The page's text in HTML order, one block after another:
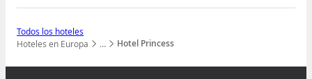
Todos los hoteles
…
Mostrar todos los niveles
Hoteles en Europa Hotel Princess